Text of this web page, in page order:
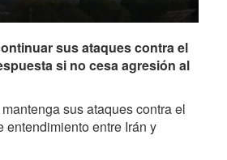
sus ataques contra el
si no cesa agresión al
sus ataques contra el
entendimiento entre Irán y